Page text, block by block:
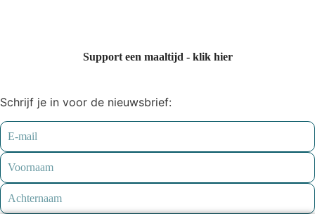
Support een maaltijd - klik hier
Schrijf je in voor de nieuwsbrief: